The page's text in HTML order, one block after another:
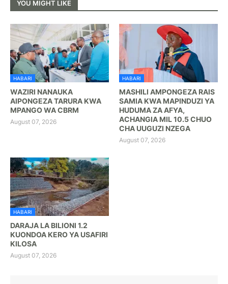
YOU MIGHT LIKE
HABARI
WAZIRI NANAUKA
AIPONGEZA TARURA KWA
MPANGO WA CBRM
August 07, 2026
HABARI
MASHILI AMPONGEZA RAIS
SAMIA KWA MAPINDUZI YA
HUDUMA ZA AFYA,
ACHANGIA MIL 10.5 CHUO
CHA UUGUZI NZEGA
August 07, 2026
HABARI
DARAJA LA BILIONI 1.2
KUONDOA KERO YA USAFIRI
KILOSA
August 07, 2026